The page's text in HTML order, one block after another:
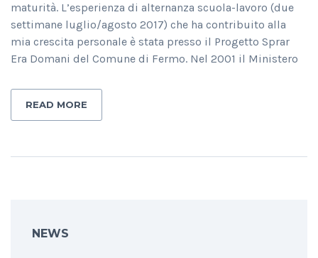
maturità. L’esperienza di alternanza scuola-lavoro (due
settimane luglio/agosto 2017) che ha contribuito alla
mia crescita personale è stata presso il Progetto Sprar
Era Domani del Comune di Fermo. Nel 2001 il Ministero
READ MORE
NEWS